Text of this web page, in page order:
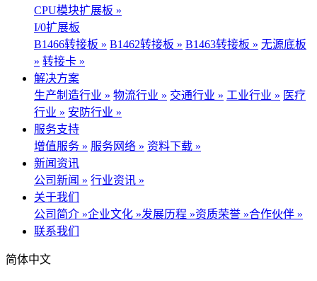
CPU模块扩展板 »
I/0扩展板
B1466转接板 » B1462转接板 » B1463转接板 » 无源底板
» 转接卡 »
解决方案
生产制造行业 » 物流行业 » 交通行业 » 工业行业 » 医疗
行业 » 安防行业 »
服务支持
增值服务 » 服务网络 » 资料下载 »
新闻资讯
公司新闻 » 行业资讯 »
关于我们
公司简介 »企业文化 »发展历程 »资质荣誉 »合作伙伴 »
联系我们
简体中文